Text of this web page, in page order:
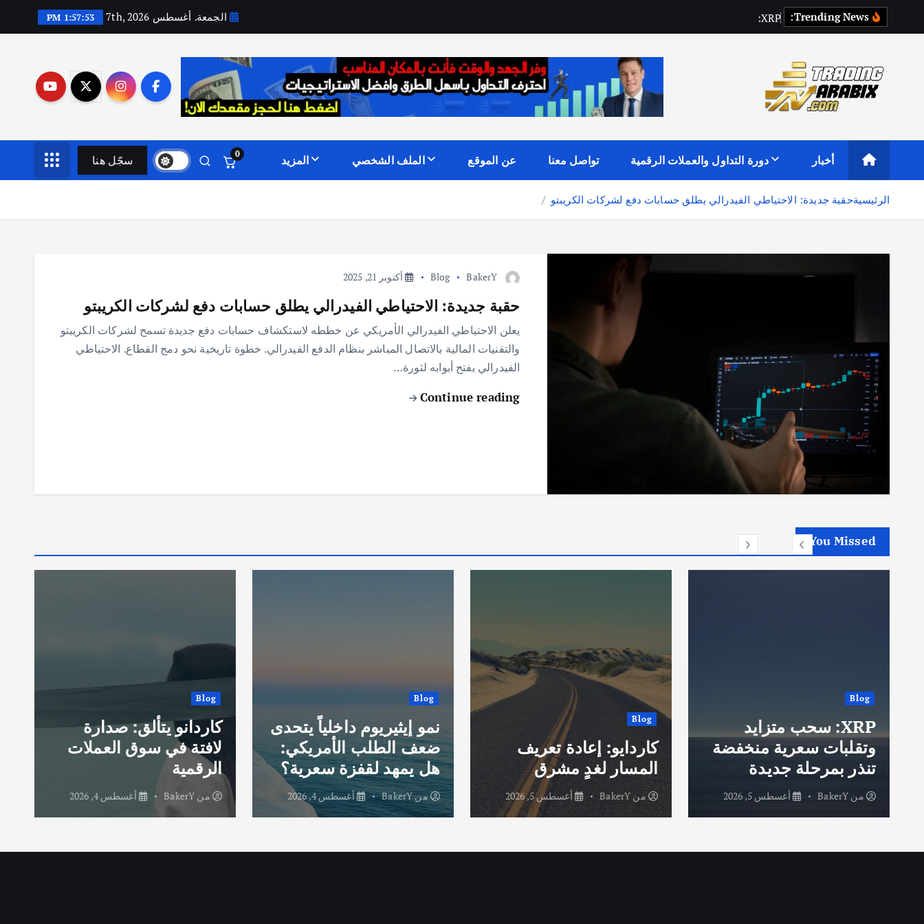
إ
XRP
: الجمعة. أغسطس 7th, 2026 1:57:53 PM
أخبار دورة التداول والعملات الرقمية تواصل معنا عن الموقع الملف الشخصي المزيد 0 سجّل هنا
الرئيسيةحقبة جديدة: الاحتياطي الفيدرالي يطلق حسابات دفع لشركات الكريبتو
BakerY
Blog أكتوبر 21, 2025
حقبة جديدة: الاحتياطي الفيدرالي يطلق حسابات دفع لشركات الكريبتو
يعلن الاحتياطي الفيدرالي الأمريكي عن خططه لاستكشاف حسابات دفع جديدة تسمح لشركات الكريبتو
والتقنيات المالية بالاتصال المباشر بنظام الدفع الفيدرالي. خطوة تاريخية نحو دمج القطاع. الاحتياطي
الفيدرالي يفتح أبوابه لثورة…
Continue reading
You Missed
Blog
XRP: سحب متزايد
وتقلبات سعرية منخفضة
تنذر بمرحلة جديدة
من BakerY أغسطس 5, 2026
Blog
كاردايو: إعادة تعريف
المسار لغدٍ مشرق
من BakerY أغسطس 5, 2026
Blog
نمو إيثيريوم داخلياً يتحدى
ضعف الطلب الأمريكي:
هل يمهد لقفزة سعرية؟
منBakerY أغسطس 4, 2026
Blog
كاردانو يتألق: صدارة
لافتة في سوق العملات
الرقمية
من BakerY أغسطس 4, 2026